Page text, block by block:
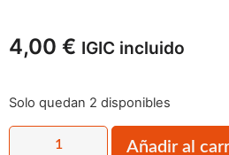
4,00 € IGIC incluido
Solo quedan 2 disponibles
Añadir al